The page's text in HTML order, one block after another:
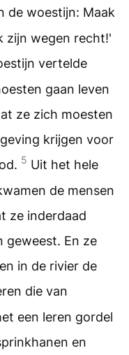
de woestijn: Maak
zijn wegen recht!'
vertelde
gaan leven
ze zich moesten
krijgen voor
5 Uit het hele
de mensen
ze inderdaad
geweest. En ze
in de rivier de
die van
een leren gordel
en